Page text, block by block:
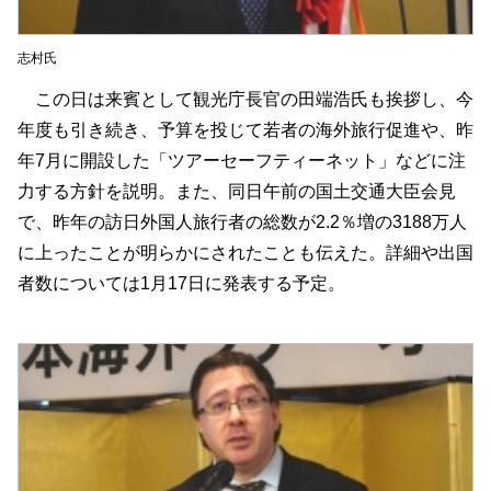
志村氏
この日は来賓として観光庁長官の田端浩氏も挨拶し、今
年度も引き続き、予算を投じて若者の海外旅行促進や、昨
年7月に開設した「ツアーセーフティーネット」などに注
力する方針を説明。また、同日午前の国土交通大臣会見
で、昨年の訪日外国人旅行者の総数が2.2％増の3188万人
に上ったことが明らかにされたことも伝えた。詳細や出国
者数については1月17日に発表する予定。